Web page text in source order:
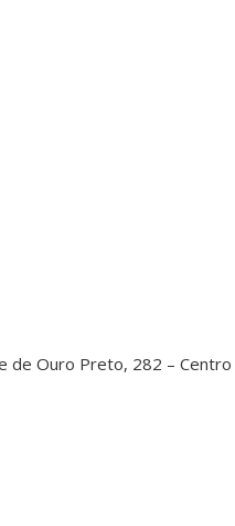
de Ouro Preto, 282 –